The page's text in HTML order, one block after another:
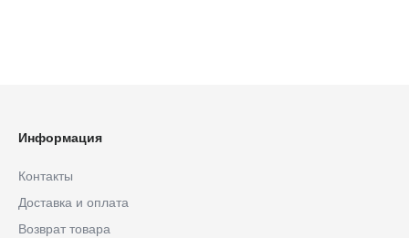
Информация
Контакты
Доставка и оплата
Возврат товара